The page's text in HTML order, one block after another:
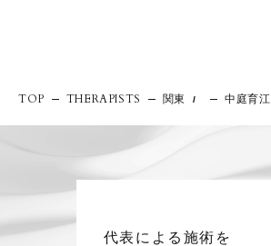
TOP THERAPISTS 関東 / 中庭育江
代表による施術を